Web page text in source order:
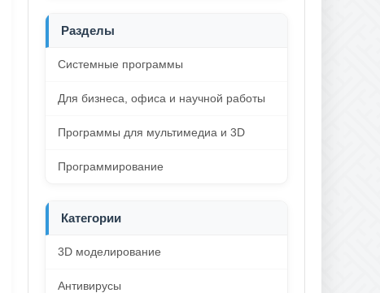
Разделы
Системные программы
Для бизнеса, офиса и научной работы
Программы для мультимедиа и 3D
Программирование
Категории
3D моделирование
Антивирусы